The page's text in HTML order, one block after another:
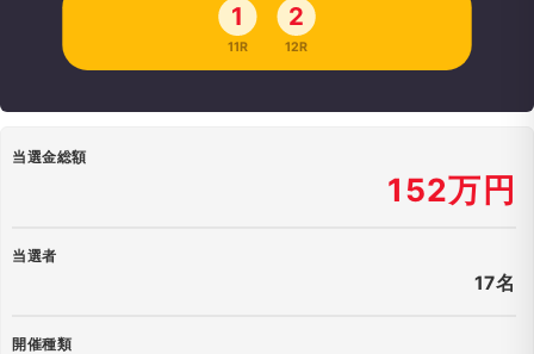
1
11R
2
12R
当選金総額
152万円
当選者
17名
開催種類